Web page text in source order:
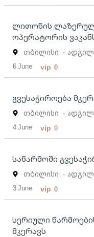
ლითონის
ოპერატორის
თბილისი -
6 June vip 0
გვესაჭიროება
თბილისი -
4 June vip 0
საწარმოში
თბილისი -
3 June vip 0
სერიული
მკერავს